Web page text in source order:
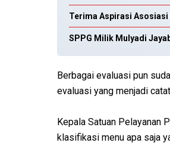
Terima Aspirasi Asosiasi
SPPG Milik Mulyadi
Berbagai evaluasi pun
evaluasi yang menjadi
Kepala Satuan Pelayanan
klasifikasi menu apa saja